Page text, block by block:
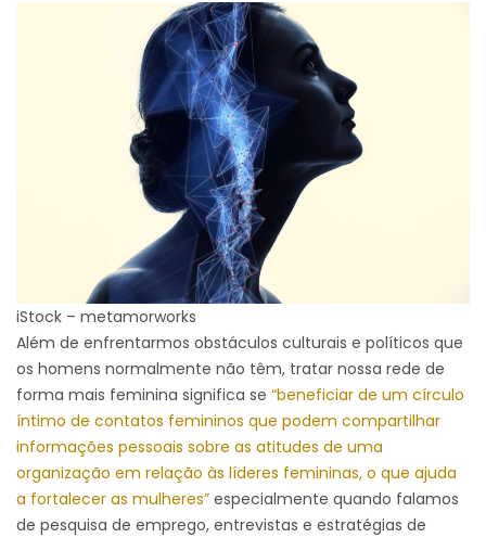
iStock – metamorworks
Além de enfrentarmos obstáculos culturais e políticos que
os homens normalmente não têm, tratar nossa rede de
forma mais feminina significa se “beneficiar de um círculo
íntimo de contatos femininos que podem compartilhar
informações pessoais sobre as atitudes de uma
organização em relação às líderes femininas, o que ajuda
a fortalecer as mulheres” especialmente quando falamos
de pesquisa de emprego, entrevistas e estratégias de